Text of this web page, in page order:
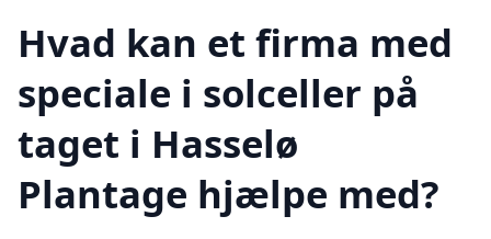
Hvad kan et firma med
speciale i solceller på
taget i Hasselø
Plantage hjælpe med?